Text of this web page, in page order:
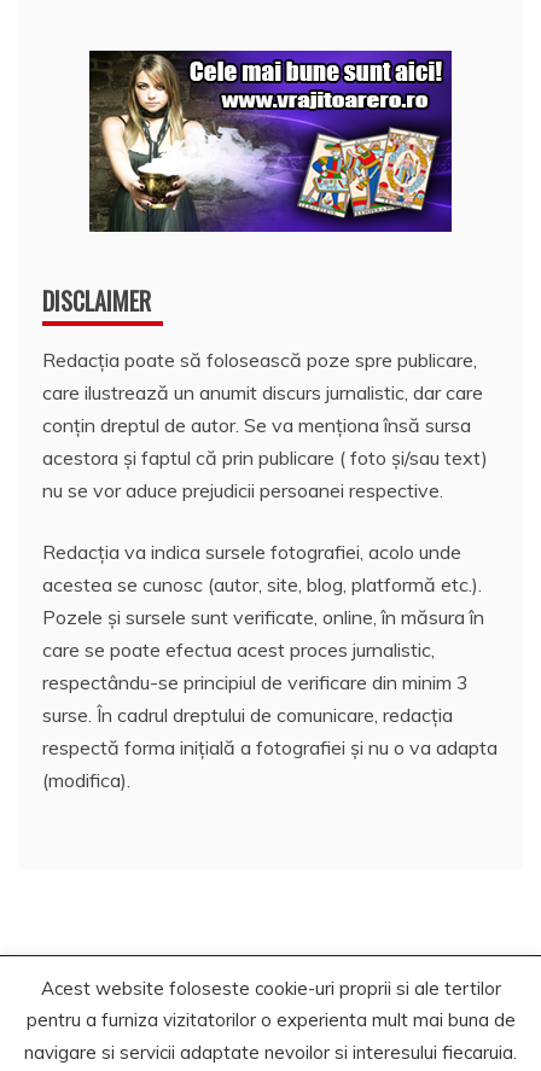
DISCLAIMER
Redacția poate să folosească poze spre publicare,
care ilustrează un anumit discurs jurnalistic, dar care
conțin dreptul de autor. Se va menționa însă sursa
acestora și faptul că prin publicare ( foto și/sau text)
nu se vor aduce prejudicii persoanei respective.
Redacția va indica sursele fotografiei, acolo unde
acestea se cunosc (autor, site, blog, platformă etc.).
Pozele și sursele sunt verificate, online, în măsura în
care se poate efectua acest proces jurnalistic,
respectându-se principiul de verificare din minim 3
surse. În cadrul dreptului de comunicare, redacția
respectă forma inițială a fotografiei și nu o va adapta
(modifica).
Copyrights. © 2020-2023 Segra Media
Proudly powered by WordPress|
Theme: Recent News
Acest website foloseste cookie-uri proprii si ale tertilor
pentru a furniza vizitatorilor o experienta mult mai buna de
navigare si servicii adaptate nevoilor si interesului fiecaruia.